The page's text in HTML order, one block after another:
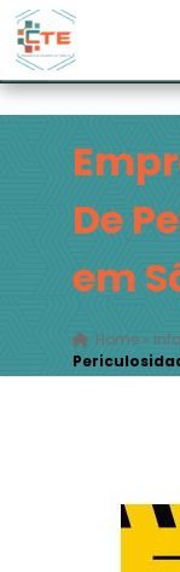
De
em
Home»